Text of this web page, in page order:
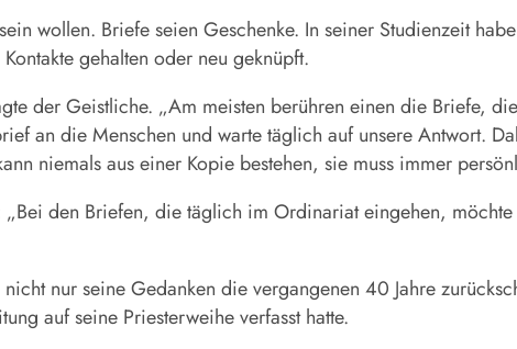
wollen. Briefe seien Geschenke. In seiner Studienzeit
gehalten oder neu geknüpft.
der Geistliche. „Am meisten berühren einen die Briefe,
an die Menschen und warte täglich auf unsere Antwort.
niemals aus einer Kopie bestehen, sie muss immer
den Briefen, die täglich im Ordinariat eingehen,
nur seine Gedanken die vergangenen 40 Jahre
auf seine Priesterweihe verfasst hatte.